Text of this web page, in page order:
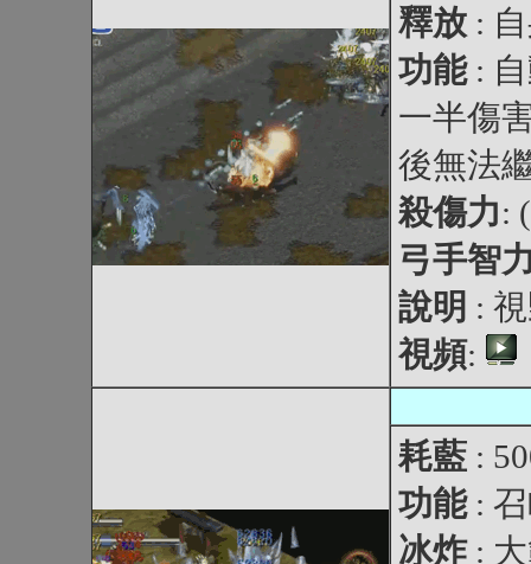
釋放 :
功能 :
一半傷
後無法
殺傷力:
弓手智
說明 :
視頻:
耗藍 :
功能 :
冰炸 :